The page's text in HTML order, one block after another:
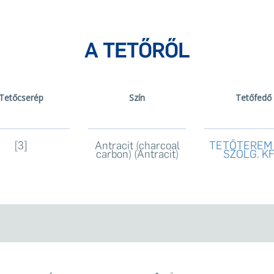
A TETŐRŐL
Tetőcserép
[3]
Szín
Antracit (charcoal
carbon) (Antracit)
Tetőfedő
TETŐTEREM
SZOLG.